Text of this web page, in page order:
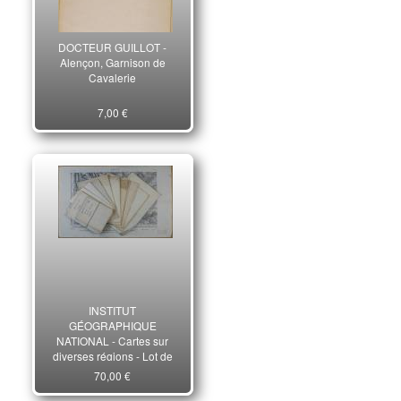
DOCTEUR GUILLOT -
Alençon, Garnison de
Cavalerie
7,00 €
INSTITUT
GÉOGRAPHIQUE
NATIONAL - Cartes sur
diverses régions - Lot de
16 cartes.
70,00 €